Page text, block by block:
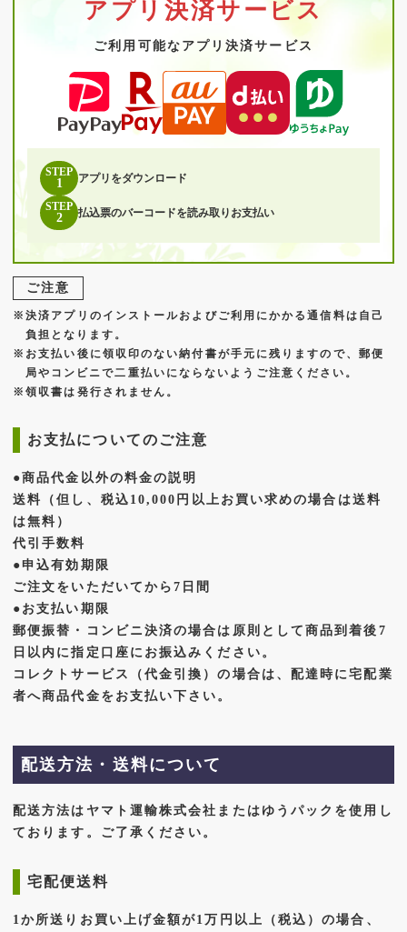
アプリ決済サービス
ご利用可能なアプリ決済サービス
STEP
1 アプリをダウンロード
STEP
2 払込票のバーコードを読み取りお支払い
ご注意
※決済アプリのインストールおよびご利用にかかる通信料は自己
負担となります。
※お支払い後に領収印のない納付書が手元に残りますので、郵便
局やコンビニで二重払いにならないようご注意ください。
※領収書は発行されません。
お支払についてのご注意
●商品代金以外の料金の説明
送料（但し、税込10,000円以上お買い求めの場合は送料
は無料）
代引手数料
●申込有効期限
ご注文をいただいてから7日間
●お支払い期限
郵便振替・コンビニ決済の場合は原則として商品到着後7
日以内に指定口座にお振込みください。
コレクトサービス（代金引換）の場合は、配達時に宅配業
者へ商品代金をお支払い下さい。
配送方法・送料について
配送方法はヤマト運輸株式会社またはゆうパックを使用し
ております。ご了承ください。
宅配便送料
1か所送りお買い上げ金額が1万円以上（税込）の場合、